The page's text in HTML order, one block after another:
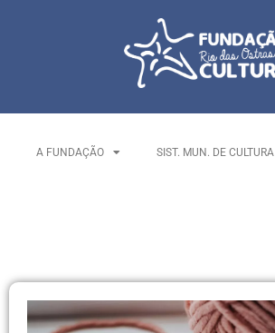
A FUNDAÇÃO SIST. MUN. DE CULTURA